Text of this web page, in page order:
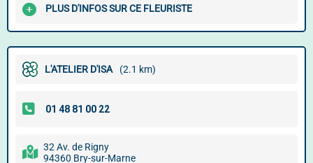
PLUS D'INFOS SUR CE FLEURISTE
L'ATELIER D'ISA (2.1 km)
32 Av. de Rigny
94360 Bry-sur-Marne